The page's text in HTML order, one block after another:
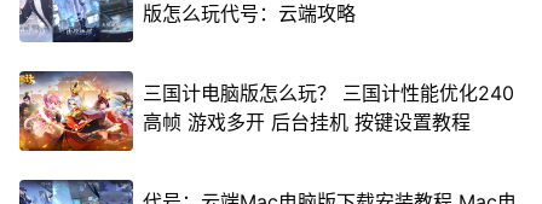
版怎么玩代号：云端攻略
三国计电脑版怎么玩？ 三国计性能优化240
高帧 游戏多开 后台挂机 按键设置教程